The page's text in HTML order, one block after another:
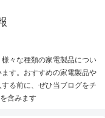
々な種類の家電製品につい
す。おすすめの家電製品や
る前に、ぜひ当ブログをチ
含みます